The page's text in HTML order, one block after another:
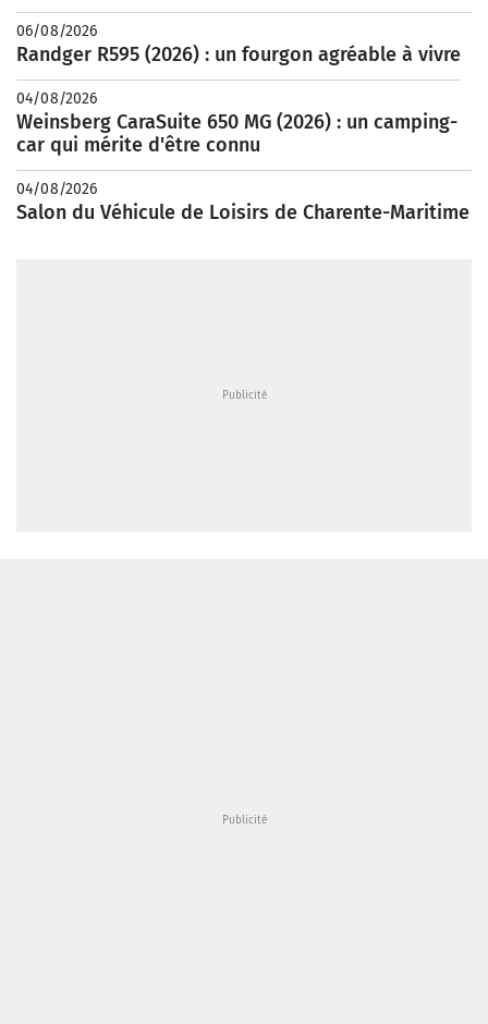
06/08/2026
Randger R595 (2026) : un fourgon agréable à vivre
04/08/2026
Weinsberg CaraSuite 650 MG (2026) : un camping-
car qui mérite d'être connu
04/08/2026
Salon du Véhicule de Loisirs de Charente-Maritime